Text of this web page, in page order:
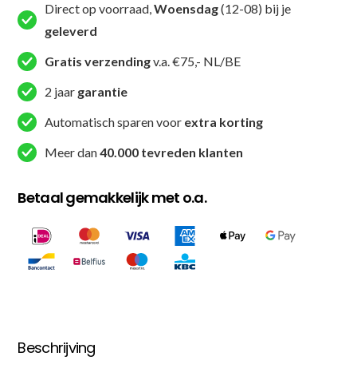
(TBT
THUNDER
BK
YE)
aantal
Direct op voorraad,Woensdag(12-08) bij je
geleverd
Gratis verzendingv.a. €75,- NL/BE
2 jaar garantie
Automatisch sparen voor extra korting
Meer dan40.000 tevreden klanten
Betaal gemakkelijk met o.a.
Beschrijving